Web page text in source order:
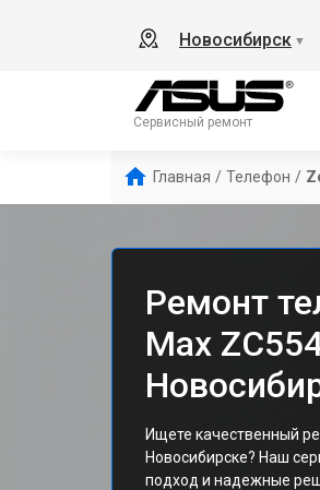
Новосибирск ▼
Сервисный ремонт
Главная / Телефон /
Ремонт
Max
Ищете качественный
Новосибирске? Наш
подход и надежные